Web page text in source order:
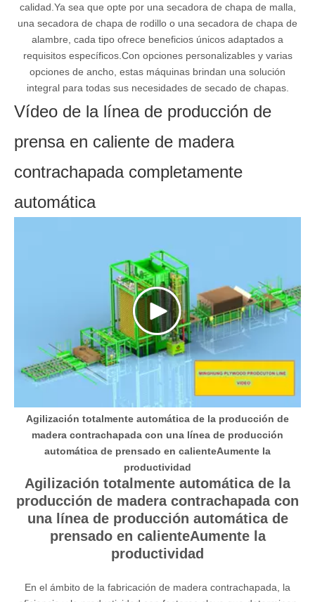
calidad.Ya sea que opte por una secadora de chapa de malla,
una secadora de chapa de rodillo o una secadora de chapa de
alambre, cada tipo ofrece beneficios únicos adaptados a
requisitos específicos.Con opciones personalizables y varias
opciones de ancho, estas máquinas brindan una solución
integral para todas sus necesidades de secado de chapas.
Vídeo de la línea de producción de
prensa en caliente de madera
contrachapada completamente
automática
Agilización totalmente automática de la producción de
madera contrachapada con una línea de producción
automática de prensado en calienteAumente la
productividad
Agilización totalmente automática de la
producción de madera contrachapada con
una línea de producción automática de
prensado en calienteAumente la
productividad
En el ámbito de la fabricación de madera contrachapada, la